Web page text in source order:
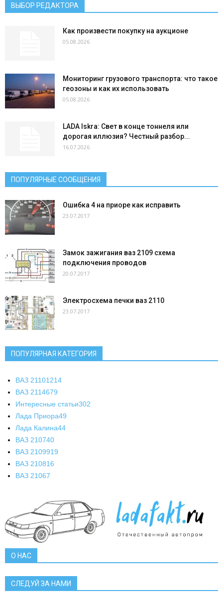
ВЫБОР РЕДАКТОРА
Как произвести покупку на аукционе
05.08.2026
Мониторинг грузового транспорта: что такое
геозоны и как их использовать
05.08.2026
LADA Iskra: Свет в конце тоннеля или
дорогая иллюзия? Честный разбор...
16.07.2026
ПОПУЛЯРНЫЕ СООБЩЕНИЯ
Ошибка 4 на приоре как исправить
23.07.2017
Замок зажигания ваз 2109 схема
подключения проводов
20.07.2017
Электросхема печки ваз 2110
23.07.2017
ПОПУЛЯРНАЯ КАТЕГОРИЯ
ВАЗ 21101214
ВАЗ 2114679
Интересные статьи302
Лада Приора49
Лада Калина44
ВАЗ 210740
ВАЗ 2109919
ВАЗ 210816
ВАЗ 21067
О НАС
СЛЕДУЙ ЗА НАМИ